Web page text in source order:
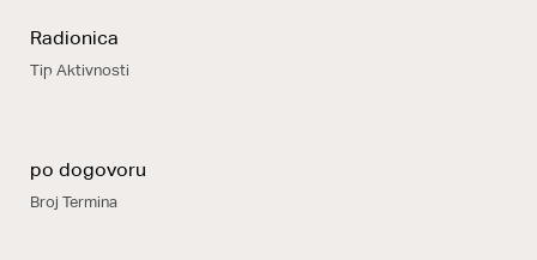
Radionica
Tip Aktivnosti
po dogovoru
Broj Termina